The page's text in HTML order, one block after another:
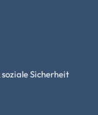
Sicherheit